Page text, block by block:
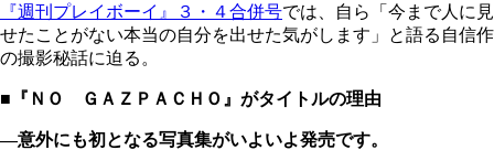
『週刊プレイボーイ』３・４合併号では、自ら「今まで人に見
せたことがない本当の自分を出せた気がします」と語る自信作
の撮影秘話に迫る。
■『ＮＯ ＧＡＺＰＡＣＨＯ』がタイトルの理由
―意外にも初となる写真集がいよいよ発売です。